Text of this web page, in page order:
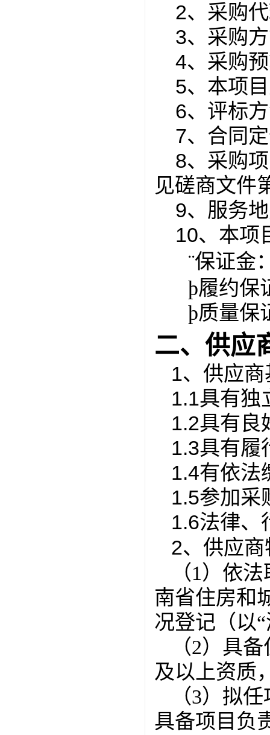
2、 采购
3、采购
4、采购
5、本项
6、评标
7、合同
8、采购
见磋商文件
9、服务
10、本项
¨保证金
þ履约保
þ质量保
二、供应
1、供应
1.1具有独
1.2具有良
1.3具有履
1.4有依法
1.5参加采
1.6法律、
2、 供应
（1）依
南省住房和
况登记（以
（2）具
及以上资质
（3）拟
具备项目负